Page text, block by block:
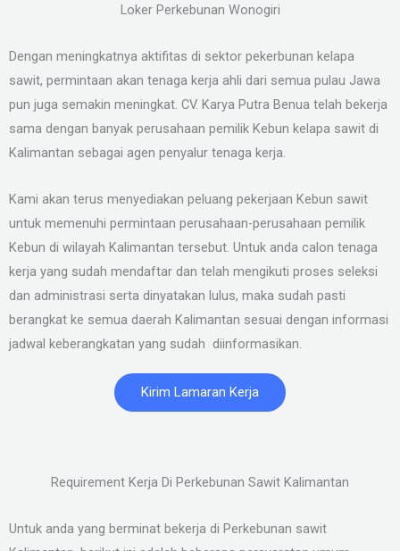
Loker Perkebunan Wonogiri
Dengan meningkatnya aktifitas di sektor pekerbunan kelapa
sawit, permintaan akan tenaga kerja ahli dari semua pulau Jawa
pun juga semakin meningkat. CV. Karya Putra Benua telah bekerja
sama dengan banyak perusahaan pemilik Kebun kelapa sawit di
Kalimantan sebagai agen penyalur tenaga kerja.
Kami akan terus menyediakan peluang pekerjaan Kebun sawit
untuk memenuhi permintaan perusahaan-perusahaan pemilik
Kebun di wilayah Kalimantan tersebut. Untuk anda calon tenaga
kerja yang sudah mendaftar dan telah mengikuti proses seleksi
dan administrasi serta dinyatakan lulus, maka sudah pasti
berangkat ke semua daerah Kalimantan sesuai dengan informasi
jadwal keberangkatan yang sudah diinformasikan.
Kirim Lamaran Kerja
Requirement Kerja Di Perkebunan Sawit Kalimantan
Untuk anda yang berminat bekerja di Perkebunan sawit